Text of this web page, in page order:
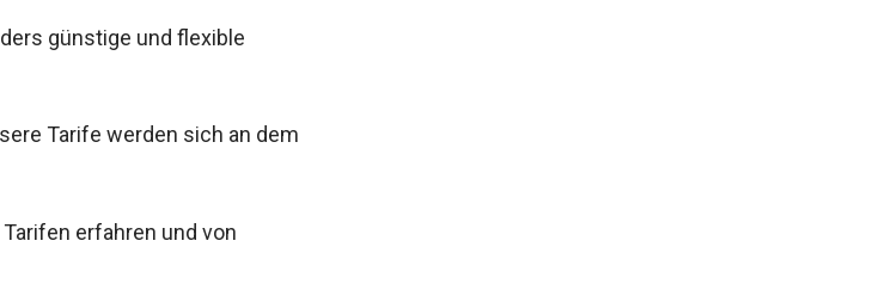
günstige und flexible
Tarife werden sich an dem
erfahren und von